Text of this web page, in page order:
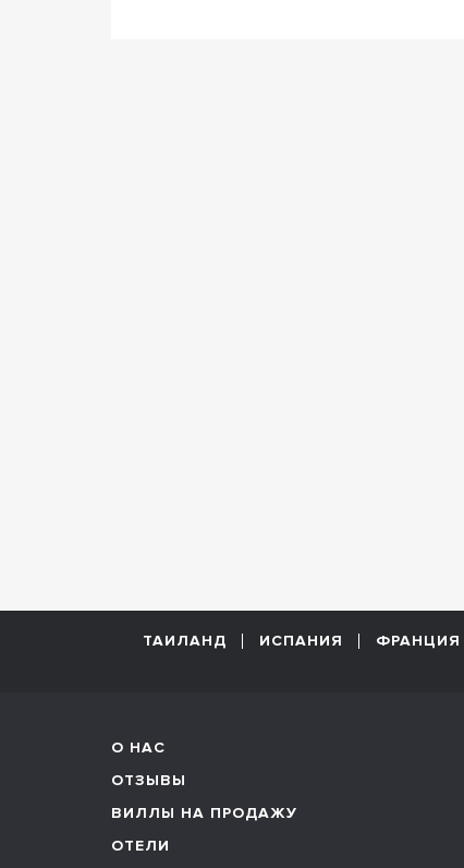
ТАИЛАНД ИСПАНИЯ ФРАНЦИЯ
О НАС
ОТЗЫВЫ
ВИЛЛЫ НА ПРОДАЖУ
ОТЕЛИ